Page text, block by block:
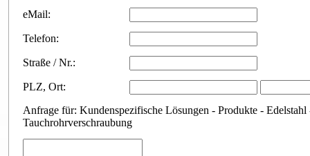
eMail:
Telefon:
Straße / Nr.:
PLZ,Ort:
Anfrage für: Kundenspezifische Lösungen - Produkte - Edelstahl
Tauchrohrverschraubung